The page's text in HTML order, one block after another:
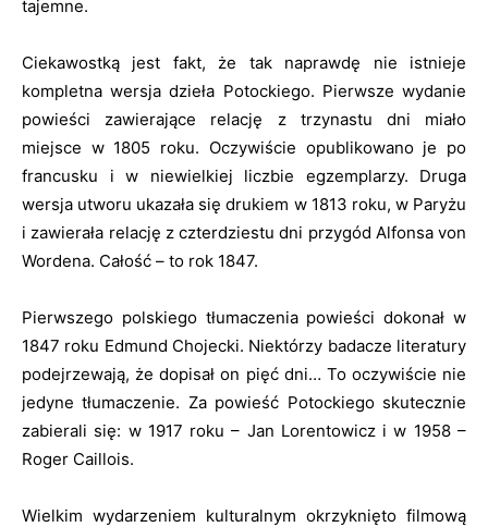
tajemne.
Ciekawostką jest fakt, że tak naprawdę nie istnieje
kompletna wersja dzieła Potockiego. Pierwsze wydanie
powieści zawierające relację z trzynastu dni miało
miejsce w 1805 roku. Oczywiście opublikowano je po
francusku i w niewielkiej liczbie egzemplarzy. Druga
wersja utworu ukazała się drukiem w 1813 roku, w Paryżu
i zawierała relację z czterdziestu dni przygód Alfonsa von
Wordena. Całość – to rok 1847.
Pierwszego polskiego tłumaczenia powieści dokonał w
1847 roku Edmund Chojecki. Niektórzy badacze literatury
podejrzewają, że dopisał on pięć dni… To oczywiście nie
jedyne tłumaczenie. Za powieść Potockiego skutecznie
zabierali się: w 1917 roku – Jan Lorentowicz i w 1958 –
Roger Caillois.
Wielkim wydarzeniem kulturalnym okrzyknięto filmową